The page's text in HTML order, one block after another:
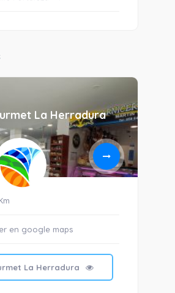
La Herradura
en google maps
La Herradura